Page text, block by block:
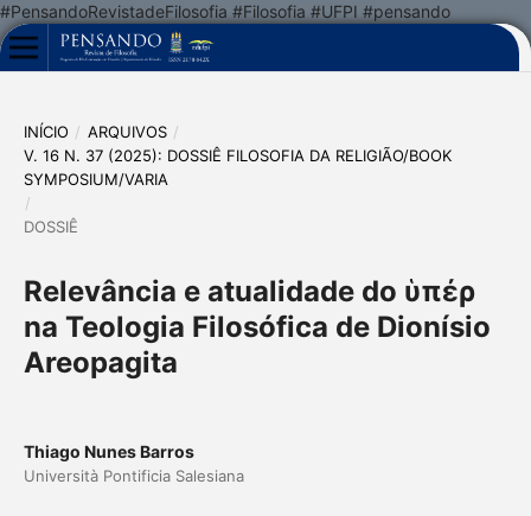
#PensandoRevistadeFilosofia #Filosofia #UFPI #pensando
INÍCIO / ARQUIVOS /
V. 16 N. 37 (2025): DOSSIÊ FILOSOFIA DA RELIGIÃO/BOOK
SYMPOSIUM/VARIA
/
DOSSIÊ
Relevância e atualidade do ὑπέρ
na Teologia Filosófica de Dionísio
Areopagita
Thiago Nunes Barros
Università Pontificia Salesiana